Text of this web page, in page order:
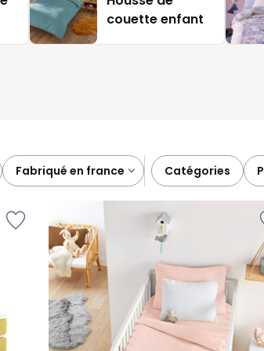
nous avons de quoi répondre à vos
couette enfant
fabriqué en france catégories